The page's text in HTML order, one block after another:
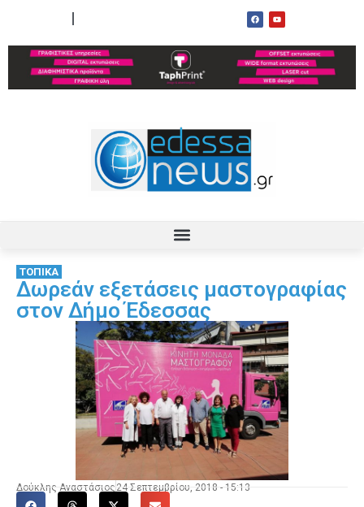
ΤΟΠΙΚΑ
Δωρεάν εξετάσεις μαστογραφίας
στον Δήμο Έδεσσας
Δούκλης Αναστάσιος 24 Σεπτεμβρίου, 2018 - 15:13